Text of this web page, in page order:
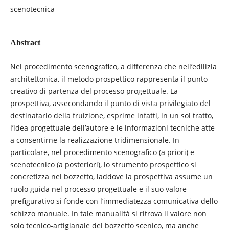
scenotecnica
Abstract
Nel procedimento scenografico, a differenza che nell’edilizia
architettonica, il metodo prospettico rappresenta il punto
creativo di partenza del processo progettuale. La
prospettiva, assecondando il punto di vista privilegiato del
destinatario della fruizione, esprime infatti, in un sol tratto,
l’idea progettuale dell’autore e le informazioni tecniche atte
a consentirne la realizzazione tridimensionale. In
particolare, nel procedimento scenografico (a priori) e
scenotecnico (a posteriori), lo strumento prospettico si
concretizza nel bozzetto, laddove la prospettiva assume un
ruolo guida nel processo progettuale e il suo valore
prefigurativo si fonde con l’immediatezza comunicativa dello
schizzo manuale. In tale manualità si ritrova il valore non
solo tecnico-artigianale del bozzetto scenico, ma anche